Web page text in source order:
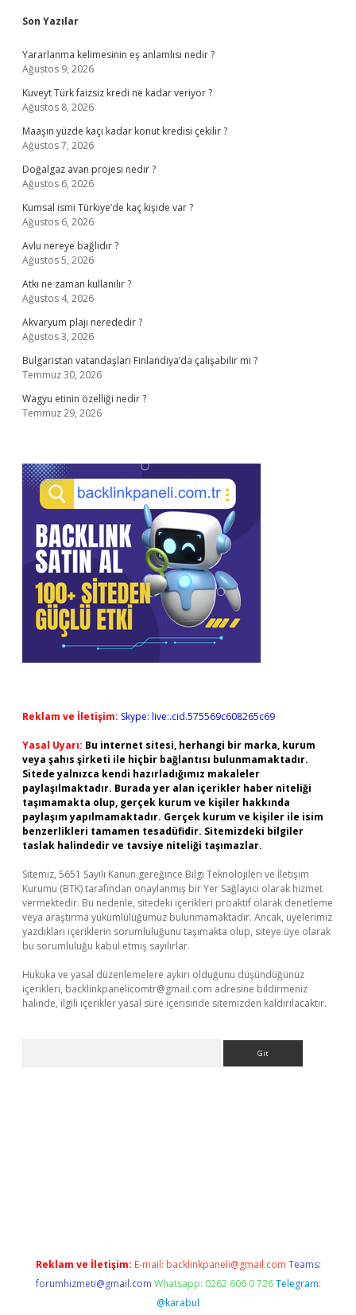
Sidebar
Son Yazılar
Yararlanma kelimesinin eş anlamlısı nedir ?
Ağustos 9, 2026
Kuveyt Türk faizsiz kredi ne kadar veriyor ?
Ağustos 8, 2026
Maaşın yüzde kaçı kadar konut kredisi çekilir ?
Ağustos 7, 2026
Doğalgaz avan projesi nedir ?
Ağustos 6, 2026
Kumsal ismi Türkiye’de kaç kişide var ?
Ağustos 6, 2026
Avlu nereye bağlıdır ?
Ağustos 5, 2026
Atkı ne zaman kullanılır ?
Ağustos 4, 2026
Akvaryum plajı nerededir ?
Ağustos 3, 2026
Bulgaristan vatandaşları Finlandiya’da çalışabilir mi ?
Temmuz 30, 2026
Wagyu etinin özelliği nedir ?
Temmuz 29, 2026
Reklam ve İletişim: Skype: live:.cid.575569c608265c69
Yasal Uyarı: Bu internet sitesi, herhangi bir marka, kurum
veya şahıs şirketi ile hiçbir bağlantısı bulunmamaktadır.
Sitede yalnızca kendi hazırladığımız makaleler
paylaşılmaktadır. Burada yer alan içerikler haber niteliği
taşımamakta olup, gerçek kurum ve kişiler hakkında
paylaşım yapılmamaktadır. Gerçek kurum ve kişiler ile isim
benzerlikleri tamamen tesadüfidir. Sitemizdeki bilgiler
taslak halindedir ve tavsiye niteliği taşımazlar.
Sitemiz, 5651 Sayılı Kanun gereğince Bilgi Teknolojileri ve İletişim
Kurumu (BTK) tarafından onaylanmış bir Yer Sağlayıcı olarak hizmet
vermektedir. Bu nedenle, sitedeki içerikleri proaktif olarak denetleme
veya araştırma yükümlülüğümüz bulunmamaktadır. Ancak, üyelerimiz
yazdıkları içeriklerin sorumluluğunu taşımakta olup, siteye üye olarak
bu sorumluluğu kabul etmiş sayılırlar.
Hukuka ve yasal düzenlemelere aykırı olduğunu düşündüğünüz
içerikleri, backlinkpanelicomtr@gmail.com adresine bildirmeniz
halinde, ilgili içerikler yasal süre içerisinde sitemizden kaldırılacaktır.
Reklam ve İletişim: E-mail: backlinkpaneli@gmail.com Teams:
forumhizmeti@gmail.com Whatsapp: 0262 606 0 726 Telegram:
@karabul